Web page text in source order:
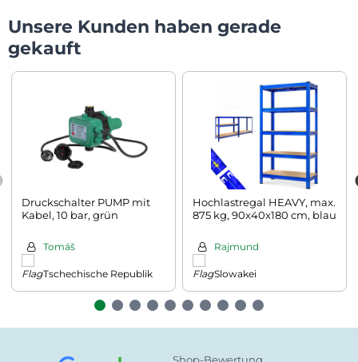
Unsere Kunden haben gerade
gekauft
Druckschalter PUMP mit
Kabel, 10 bar, grün
Tomáš
Tschechische Republik
Hochlastregal HEAVY, max.
875 kg, 90x40x180 cm, blau
Rajmund
Slowakei